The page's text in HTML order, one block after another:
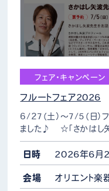
フェア・キャンペーン
フルートフェア2026
6/27（土）～7/5（日）
ました♪ ☆「さかはし矢
約） さかはし矢波先生
す。この機会にぜひご
日時 2026年6月
会場 オリエント